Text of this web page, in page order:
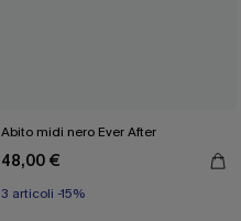
Abito midi nero Ever After
48,00 €
3 articoli -15%